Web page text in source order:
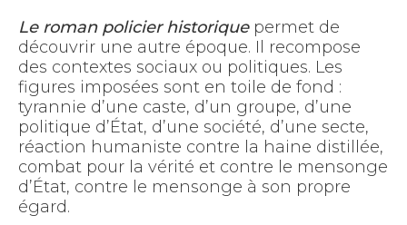
Le roman policier historiquepermet de
découvrir une autre époque. Il recompose
des contextes sociaux ou politiques. Les
figures imposées sont en toile de fond :
tyrannie d’une caste, d’un groupe, d’une
politique d’État, d’une société, d’une secte,
réaction humaniste contre la haine distillée,
combat pour la vérité et contre le mensonge
d’État, contre le mensonge à son propre
égard.